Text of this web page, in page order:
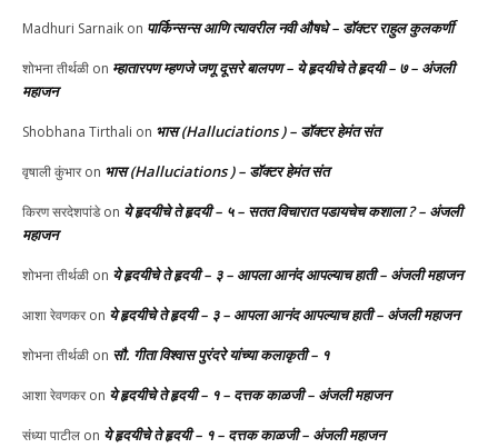
Madhuri Sarnaik on पार्किन्सन्स आणि त्यावरील नवी औषधे – डॉक्टर राहुल कुलकर्णी
शोभना तीर्थळी on म्हातारपण म्हणजे जणू दूसरे बालपण – ये हृदयीचे ते हृदयी – ७ – अंजली
महाजन
Shobhana Tirthali on भास (Halluciations ) – डॉक्टर हेमंत संत
वृषाली कुंभारon भास (Halluciations ) – डॉक्टर हेमंत संत
किरण सरदेशपांडेon ये हृदयीचे ते हृदयी – ५ – सतत विचारात पडायचेच कशाला ? – अंजली
महाजन
शोभना तीर्थळी on ये हृदयीचे ते हृदयी – ३ – आपला आनंद आपल्याच हाती – अंजली महाजन
आशा रेवणकरon ये हृदयीचे ते हृदयी – ३ – आपला आनंद आपल्याच हाती – अंजली महाजन
शोभना तीर्थळी on सौ. गीता विश्वास पुरंदरे यांच्या कलाकृती – १
आशा रेवणकरon ये हृदयीचे ते हृदयी – १ – दत्तक काळजी – अंजली महाजन
संध्या पाटील on ये हृदयीचे ते हृदयी – १ – दत्तक काळजी – अंजली महाजन